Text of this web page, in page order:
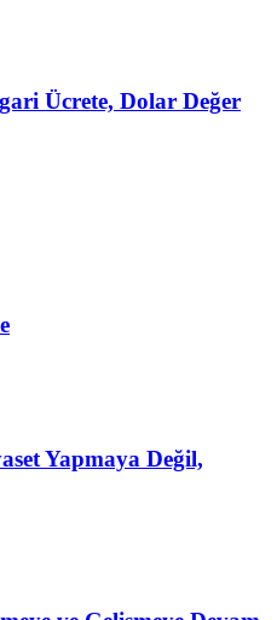
Ücrete, Dolar Değer
Yapmaya Değil,